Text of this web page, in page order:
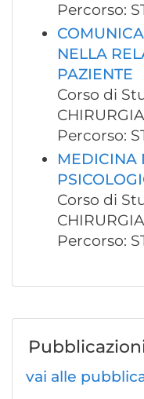
Percorso:
NELLA
PAZIENTE
Corso di
CHIRURGIA
Percorso:
MEDICINA
Corso di
CHIRURGIA
Percorso:
vai alle